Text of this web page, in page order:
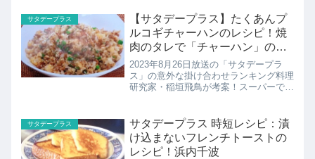
底調査。サタプラ的冷感スプレーおすす
めベスト3を紹介し...
サタデープラス
【サタデープラス】たくあんプ
ルコギチャーハンのレシピ！焼
肉のタレで「チャーハン」の意
外な掛け合わせ
2023年8月26日放送の「サタデープラ
ス」の意外な掛け合わせランキング料理
研究家・稲垣飛鳥が考案！スーパーで買
ング。こちらでは「チャーハン」の意外
な掛け合わせベスト5...
サタデープラス
サタデープラス 時短レシピ：漬
け込まないフレンチトーストの
レシピ！浜内千波